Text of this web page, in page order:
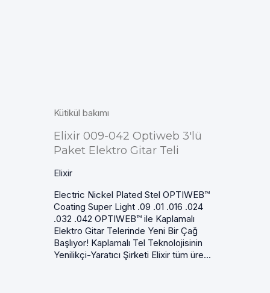
Kütikül bakımı
Elixir 009-042 Optiweb 3'lü
Paket Elektro Gitar Teli
Elixir
Electric Nickel Plated Stel OPTIWEB™
Coating Super Light .09 .01 .016 .024
.032 .042 OPTIWEB™ ile Kaplamalı
Elektro Gitar Telerinde Yeni Bir Çağ
Başlıyor! Kaplamalı Tel Teknolojisinin
Yenilikçi-Yaratıcı Şirketi Elixir tüm üre...